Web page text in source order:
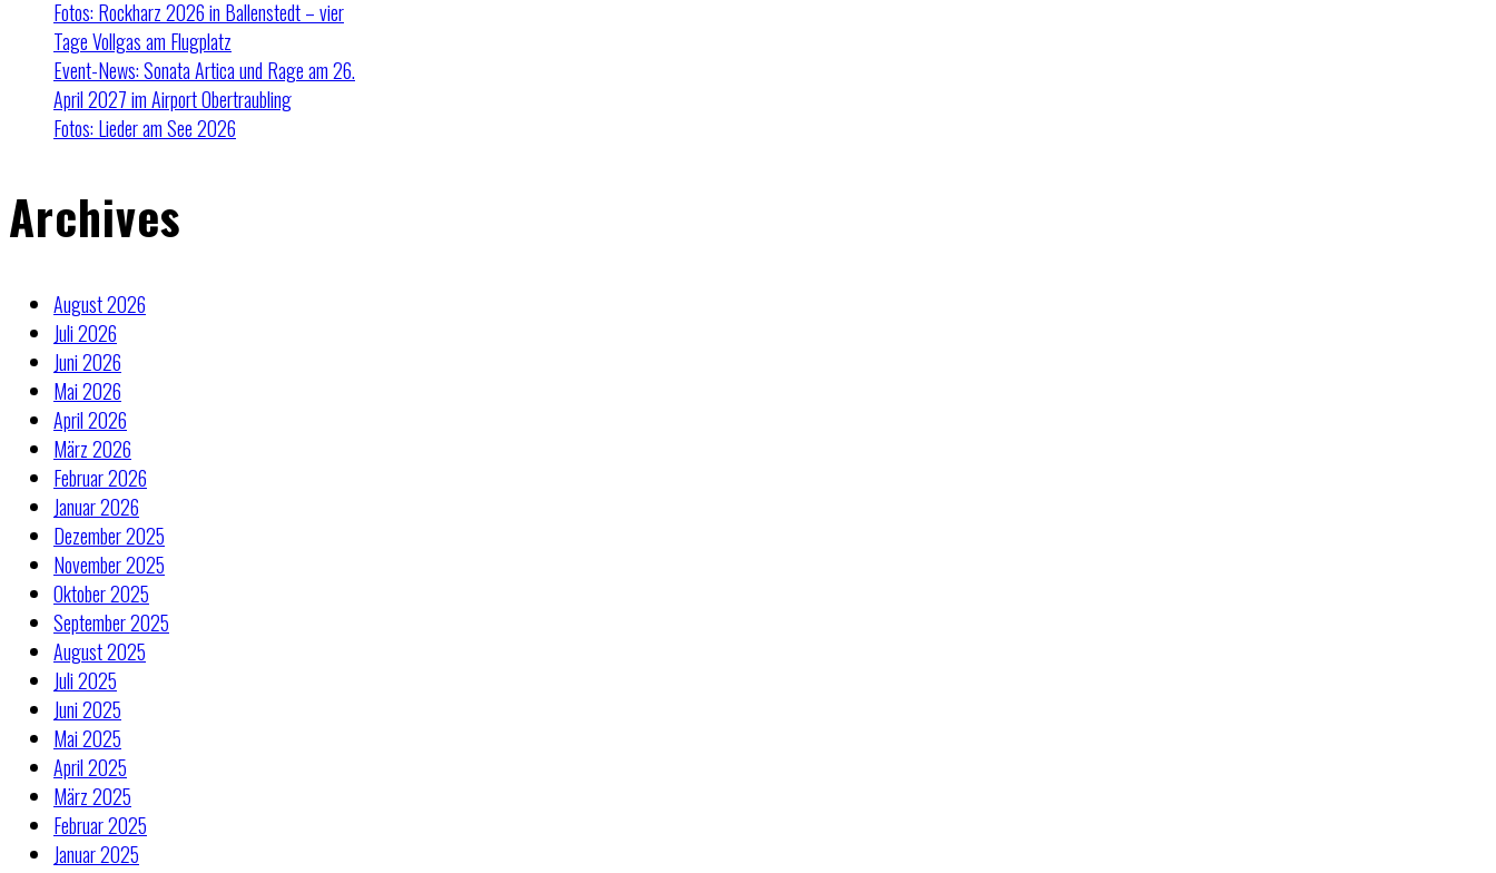
Fotos: Rockharz 2026 in Ballenstedt – vier
Tage Vollgas am Flugplatz
Event-News: Sonata Artica und Rage am 26.
April 2027 im Airport Obertraubling
Fotos: Lieder am See 2026
Archives
August 2026
Juli 2026
Juni 2026
Mai 2026
April 2026
März 2026
Februar 2026
Januar 2026
Dezember 2025
November 2025
Oktober 2025
September 2025
August 2025
Juli 2025
Juni 2025
Mai 2025
April 2025
März 2025
Februar 2025
Januar 2025